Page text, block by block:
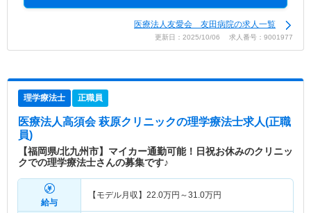
医療法人友愛会 友田病院の求人一覧
更新日：2025/10/06 求人番号：9001977
理学療法士 正職員
医療法人高須会 萩原クリニックの理学療法士求人(正職
員)
【福岡県/北九州市】マイカー通勤可能！日祝お休みのクリニッ
クでの理学療法士さんの募集です♪
給与
【モデル月収】 22.0万円～31.0万円